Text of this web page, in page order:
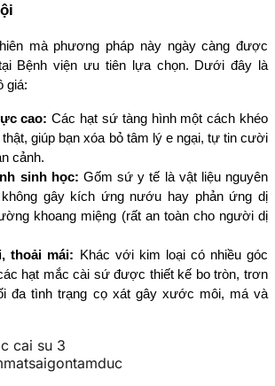
mà phương pháp này ngày càng được
Bệnh viện ưu tiên lựa chọn. Dưới đây là
giá:
cao: Các hạt sứ tàng hình một cách khéo
thật, giúp bạn xóa bỏ tâm lý e ngại, tự tin cười
cảnh.
sinh học: Gốm sứ y tế là vật liệu nguyên
gây kích ứng nướu hay phản ứng dị
khoang miệng (rất an toàn cho người dị
thoải mái: Khác với kim loại có nhiều góc
hạt mắc cài sứ được thiết kế bo tròn, trơn
đa tình trạng cọ xát gây xước môi, má và